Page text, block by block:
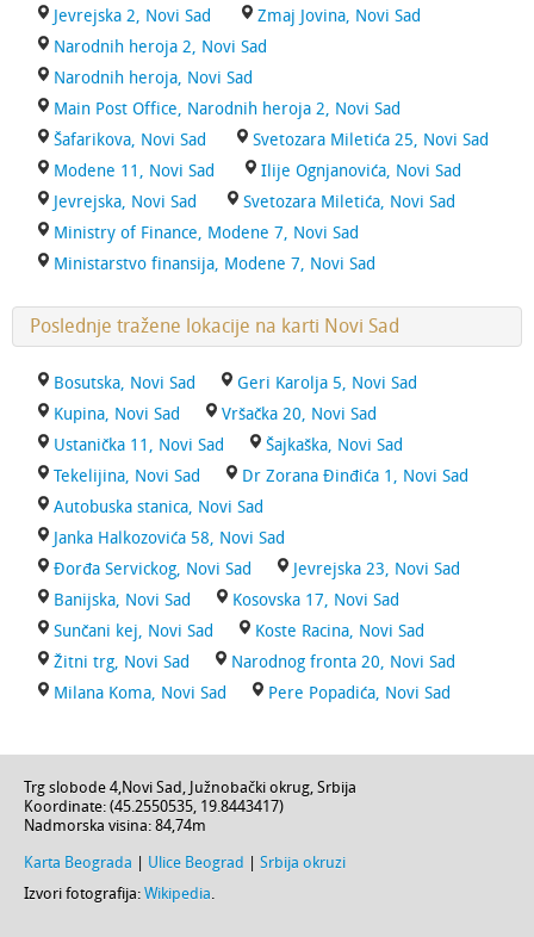
Jevrejska 2, Novi Sad
Zmaj Jovina, Novi Sad
Narodnih heroja 2, Novi Sad
Narodnih heroja, Novi Sad
Main Post Office, Narodnih heroja 2, Novi Sad
Šafarikova, Novi Sad
Svetozara Miletića 25, Novi Sad
Modene 11, Novi Sad
Ilije Ognjanovića, Novi Sad
Jevrejska, Novi Sad
Svetozara Miletića, Novi Sad
Ministry of Finance, Modene 7, Novi Sad
Ministarstvo finansija, Modene 7, Novi Sad
Poslednje tražene lokacije na karti Novi Sad
Bosutska, Novi Sad
Geri Karolja 5, Novi Sad
Kupina, Novi Sad
Vršačka 20, Novi Sad
Ustanička 11, Novi Sad
Šajkaška, Novi Sad
Tekelijina, Novi Sad
Dr Zorana Đinđića 1, Novi Sad
Autobuska stanica, Novi Sad
Janka Halkozovića 58, Novi Sad
Đorđa Servickog, Novi Sad
Jevrejska 23, Novi Sad
Banijska, Novi Sad
Kosovska 17, Novi Sad
Sunčani kej, Novi Sad
Koste Racina, Novi Sad
Žitni trg, Novi Sad
Narodnog fronta 20, Novi Sad
Milana Koma, Novi Sad
Pere Popadića, Novi Sad
Trg slobode 4,Novi Sad, Južnobački okrug, Srbija
Koordinate: (45.2550535, 19.8443417)
Nadmorska visina: 84,74m
Karta Beograda Ulice Beograd
Srbija okruzi
Izvori fotografija: Wikipedia.